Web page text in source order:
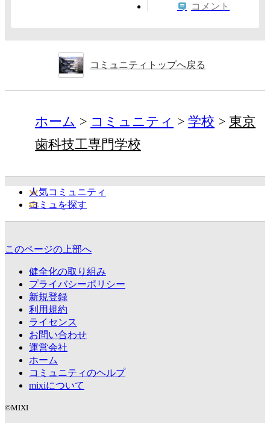
コメント
コミュニティトップへ戻る
ホーム コミュニティ 学校
東京
歯科技工専門学校
人気コミュニティ
コミュを探す
このページの上部へ
健全化の取り組み
プライバシーポリシー
新規登録
利用規約
ライセンス
お問い合わせ
運営会社
ホーム
コミュニティのヘルプ
mixiについて
©MIXI